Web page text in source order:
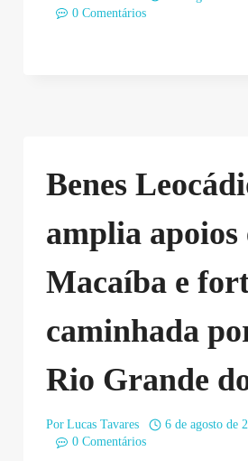
0 Comentários
Benes
amplia apoios
Macaíba e
caminhada
Rio Grande
Por Lucas Tavares
6 de agosto de
0 Comentários